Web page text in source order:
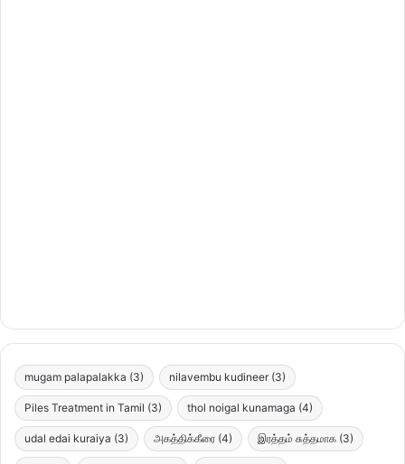
mugam palapalakka (3) nilavembu kudineer (3)
Piles Treatment in Tamil (3) thol noigal kunamaga (4)
udal edai kuraiya (3) அகத்திக்கீரை (4) இரத்தம் சுத்தமாக (3)